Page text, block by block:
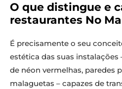
O que distingue e
restaurantes No
É precisamente o seu
estética das suas instalações
de néon vermelhas, paredes
malaguetas – capazes de